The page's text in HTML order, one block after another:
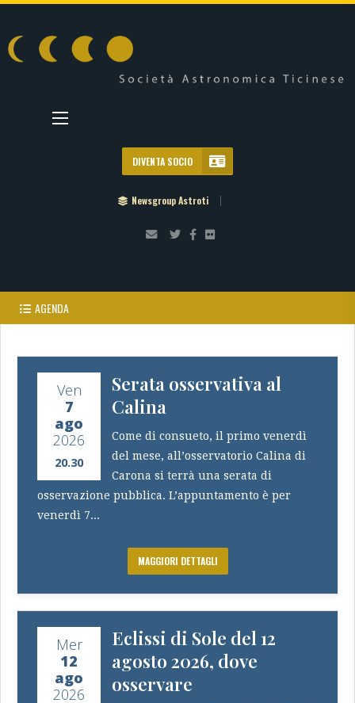
DIVENTA SOCIO
Newsgroup Astroti
AGENDA
Ven
7
ago
2026
20.30
Serata osservativa al
Calina
Come di consueto, il primo venerdì
del mese, all’osservatorio Calina di
Carona si terrà una serata di
osservazione pubblica. L’appuntamento è per
venerdì 7...
MAGGIORI DETTAGLI
Mer
12
ago
2026
Eclissi di Sole del 12
agosto 2026, dove
osservare